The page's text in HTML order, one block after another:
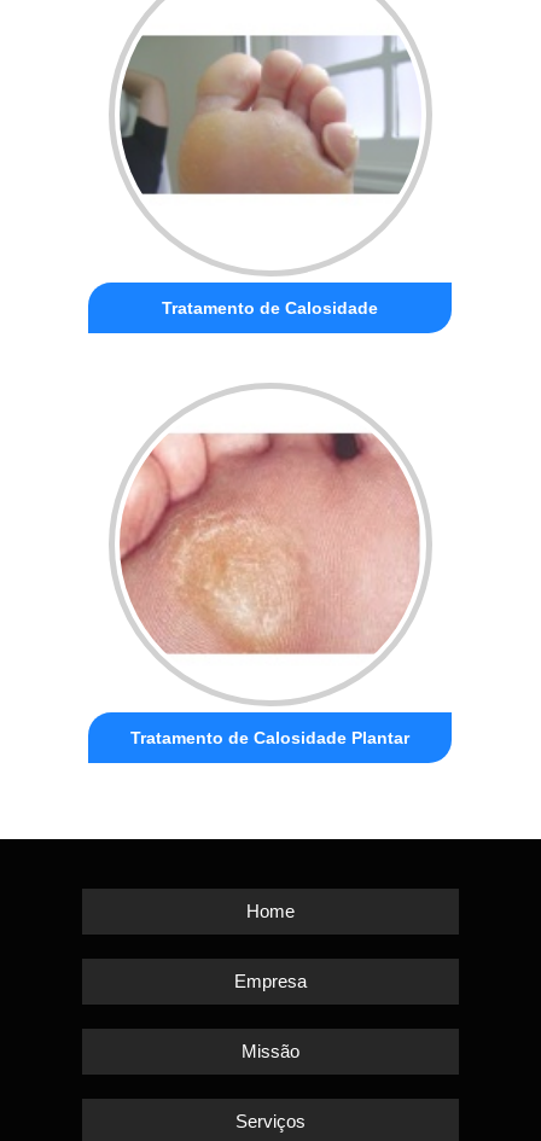
Tratamento de Calosidade
Tratamento de Calosidade Plantar
Home
Empresa
Missão
Serviços